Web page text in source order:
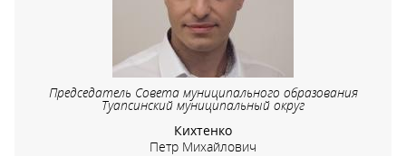
Председатель Совета муниципального образования
Туапсинский муниципальный округ
Кихтенко
Петр Михайлович